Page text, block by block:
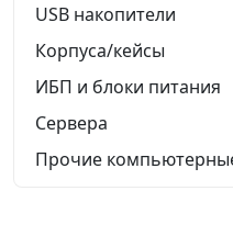
USB накопители
Корпуса/кейсы
ИБП и блоки питания
Сервера
Прочие